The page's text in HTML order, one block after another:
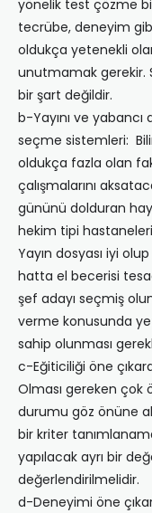
yönelik test çözme
tecrübe, deneyim
oldukça yetenekli
unutmamak gerekir.
bir şart değildir.
b-Yayını ve yabancı
seçme sistemleri:
oldukça fazla olan
çalışmalarını
gününü dolduran
hekim tipi
Yayın dosyası iyi
hatta el becerisi
şef adayı seçmiş
verme konusunda
sahip olunması
c-Eğiticiliği öne
Olması gereken çok
durumu göz önüne
bir kriter
yapılacak ayrı bir
değerlendirilmelidir.
d-Deneyimi öne